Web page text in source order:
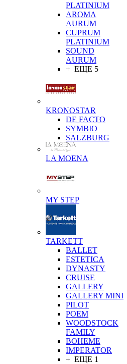
PLATINIUM
AROMA
AURUM
CUPRUM
PLATINIUM
SOUND
AURUM
+ ЕЩЕ 5
KRONOSTAR
DE FACTO
SYMBIO
SALZBURG
LA MOENA
MY STEP
TARKETT
BALLET
ESTETICA
DYNASTY
CRUISE
GALLERY
GALLERY MINI
PILOT
POEM
WOODSTOCK
FAMILY
BOHEME
IMPERATOR
+ ЕЩЕ 1